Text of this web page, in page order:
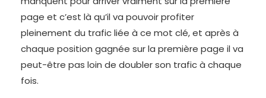
page et c’est là qu’il va pouvoir profiter
pleinement du trafic liée à ce mot clé, et après à
chaque position gagnée sur la première page il va
peut-être pas loin de doubler son trafic à chaque
fois.